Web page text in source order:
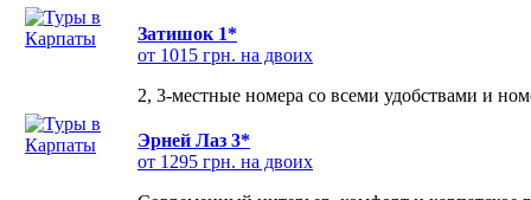
Затишок 1*
от 1015 грн. на двоих
2, 3-местные номера со всеми удобствами и
Эрней Лаз 3*
от 1295 грн. на двоих